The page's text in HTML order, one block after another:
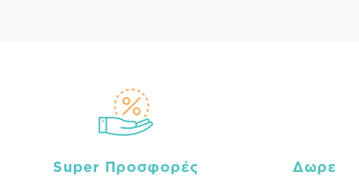
Super Προσφορές Δωρεάν